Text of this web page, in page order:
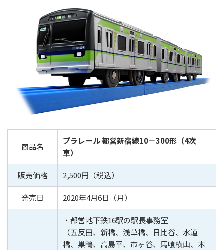
商品名
プラレール 都営新宿線10－300形（4次
車）
販売価格 2,500円（税込）
発売日 2020年4月6日（月）
・都営地下鉄16駅の駅長事務室
（五反田、新橋、浅草橋、日比谷、水道
橋、巣鴨、高島平、市ヶ谷、馬喰横山、本